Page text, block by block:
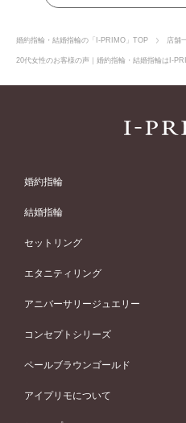
婚約指輪・結婚指輪の「I-PRIMO」TOP 店舗
20代女性のお客様の声｜婚約指輪・結婚指輪はI-
婚約指輪
婚約指輪 (エンゲージリング)
婚約指輪一覧
ピンクゴールド
ペールブラウンゴールド
ウェーブライン
V字ライン
ワンサイドメレ
ダブルサイドメレ
シンプル
フェミニン
50万円台～
結婚指輪
結婚指輪 (マリッジリング)
結婚指輪一覧
ピンクゴールド
ペールブラウンゴールド
ウェーブライン
V字ライン
ワンメレ
シンプル
セットリング
セットリング
セットリング一覧
ピンクゴールド
エタニティリング
エタニティリング
エタニティリング一覧
アニバーサリージュエリー
アニバーサリージュエリー
アニバーサリージュエリー一覧
コンセプトシリーズ
コンセプトシリーズ
オリジンビリーフ
ペールブラウンゴールド
アイプリモについて